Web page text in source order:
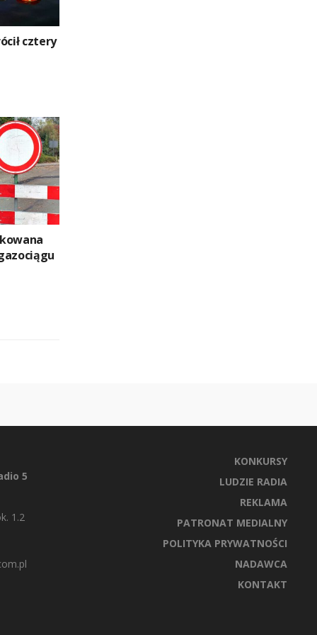
cztery
5
1.2
KONKURSY
LUDZIE RADIA
REKLAMA
PATRONAT MEDIALNY
POLITYKA PRYWATNOŚCI
NADAWCA
KONTAKT